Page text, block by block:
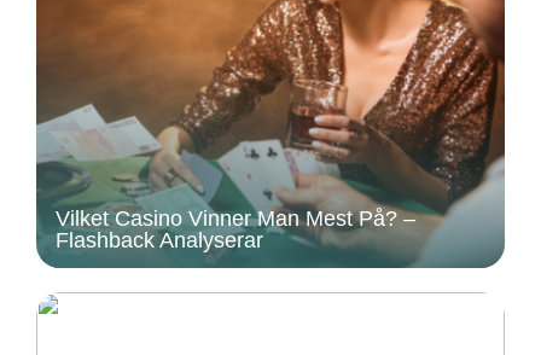
Vilket Casino Vinner Man Mest På? –
Flashback Analyserar